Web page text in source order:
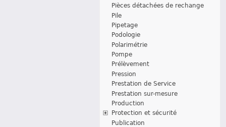
Pièces détachées de rechange
Pile
Pipetage
Podologie
Polarimétrie
Pompe
Prélèvement
Pression
Prestation de Service
Prestation sur-mesure
Production
Protection et sécurité
Publication